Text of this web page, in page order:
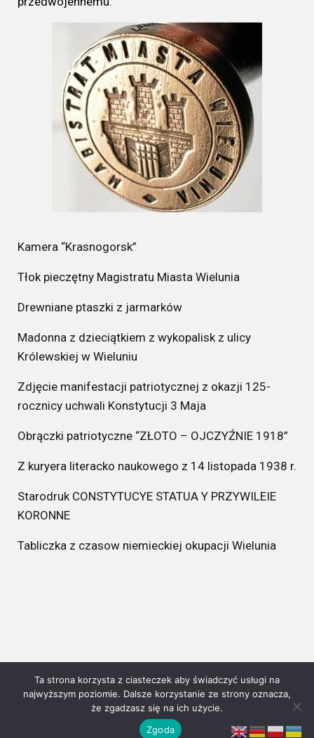
Kamera “Krasnogorsk”
Tłok pieczętny Magistratu Miasta Wielunia
Drewniane ptaszki z jarmarków
Madonna z dzieciątkiem z wykopalisk z ulicy
Królewskiej w Wieluniu
Zdjęcie manifestacji patriotycznej z okazji 125-
rocznicy uchwali Konstytucji 3 Maja
Obrączki patriotyczne “ZŁOTO – OJCZYŹNIE 1918”
Z kuryera literacko naukowego z 14 listopada 1938 r.
Starodruk CONSTYTUCYE STATUA Y PRZYWILEIE
KORONNE
Tabliczka z czasow niemieckiej okupacji Wielunia
2021 Copyright ©Muzeum Ziemi Wieluńskej wszystkie prawa
zastrzeżone.
Ta strona korzysta z ciasteczek aby świadczyć usługi na
najwyższym poziomie. Dalsze korzystanie ze strony oznacza,
że zgadzasz się na ich użycie.
Zgoda